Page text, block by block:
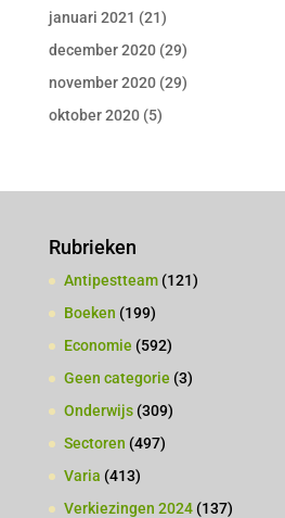
januari 2021 (21)
december 2020(29)
november 2020(29)
oktober 2020(5)
Rubrieken
Antipestteam(121)
Boeken (199)
Economie (592)
Geen categorie (3)
Onderwijs(309)
Sectoren (497)
Varia (413)
Verkiezingen 2024(137)